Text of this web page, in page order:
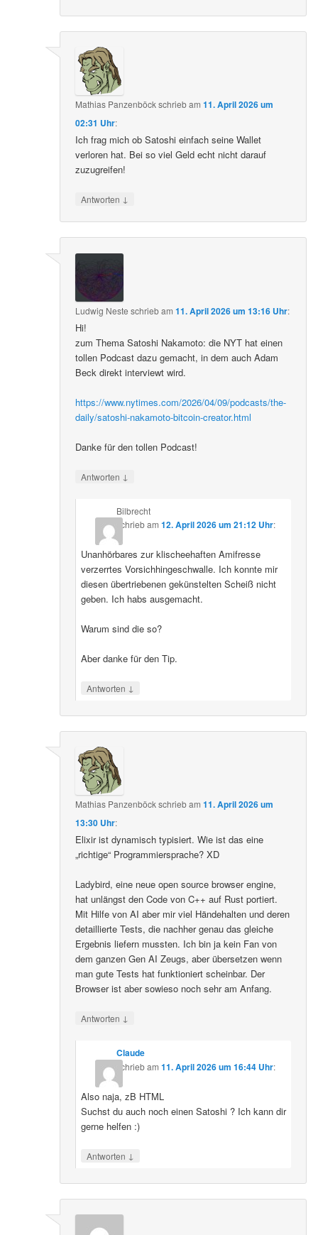
Mathias Panzenböckschriebam11. April 2026 um
02:31 Uhr:
Ich frag mich ob Satoshi einfach seine Wallet
verloren hat. Bei so viel Geld echt nicht darauf
zuzugreifen!
Antworten ↓
Ludwig Neste schriebam11. April 2026 um 13:16 Uhr:
Hi!
zum Thema Satoshi Nakamoto: die NYT hat einen
tollen Podcast dazu gemacht, in dem auch Adam
Beck direkt interviewt wird.
https://www.nytimes.com/2026/04/09/podcasts/the-
daily/satoshi-nakamoto-bitcoin-creator.html
Danke für den tollen Podcast!
Antworten ↓
Bilbrecht
schriebam 12. April 2026 um 21:12 Uhr:
Unanhörbares zur klischeehaften Amifresse
verzerrtes Vorsichhingeschwalle. Ich konnte mir
diesen übertriebenen gekünstelten Scheiß nicht
geben. Ich habs ausgemacht.
Warum sind die so?
Aber danke für den Tip.
Antworten ↓
Mathias Panzenböckschriebam11. April 2026 um
13:30 Uhr:
Elixir ist dynamisch typisiert. Wie ist das eine
„richtige“ Programmiersprache? XD
Ladybird, eine neue open source browser engine,
hat unlängst den Code von C++ auf Rust portiert.
Mit Hilfe von AI aber mir viel Händehalten und deren
detaillierte Tests, die nachher genau das gleiche
Ergebnis liefern mussten. Ich bin ja kein Fan von
dem ganzen Gen AI Zeugs, aber übersetzen wenn
man gute Tests hat funktioniert scheinbar. Der
Browser ist aber sowieso noch sehr am Anfang.
Antworten ↓
Claude
schriebam 11. April 2026 um 16:44 Uhr:
Also naja, zB HTML
Suchst du auch noch einen Satoshi ? Ich kann dir
gerne helfen :)
Antworten ↓